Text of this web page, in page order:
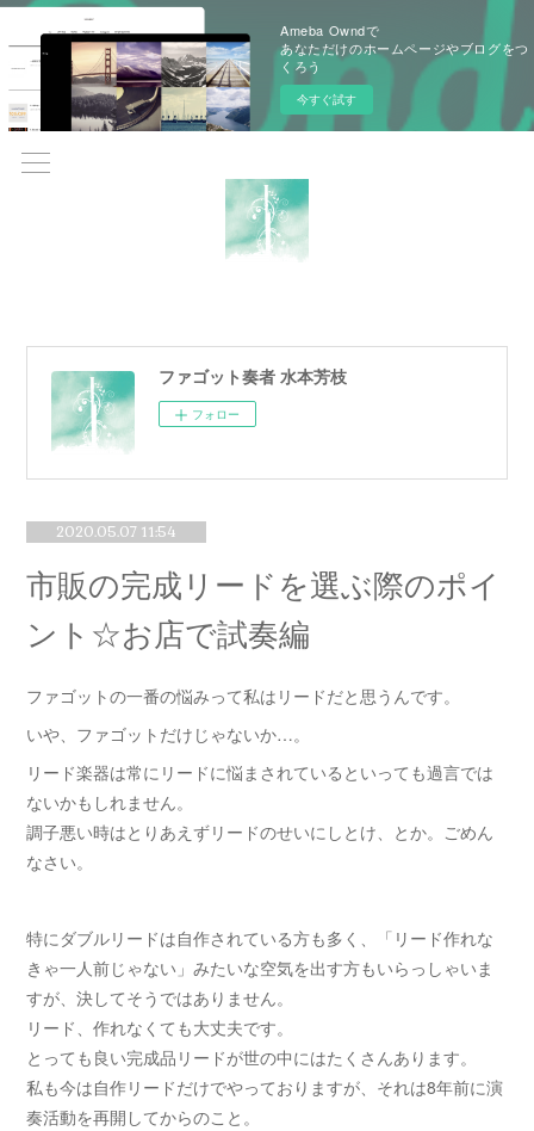
Ameba Owndで
あなただけのホームページやブログをつ
くろう
今すぐ試す
ファゴット奏者 水本芳枝
フォロー
2020.05.07 11:54
市販の完成リードを選ぶ際のポイ
ント☆お店で試奏編
ファゴットの一番の悩みって私はリードだと思うんです。
いや、ファゴットだけじゃないか…。
リード楽器は常にリードに悩まされているといっても過言では
ないかもしれません。
調子悪い時はとりあえずリードのせいにしとけ、とか。ごめん
なさい。
特にダブルリードは自作されている方も多く、「リード作れな
きゃ一人前じゃない」みたいな空気を出す方もいらっしゃいま
すが、決してそうではありません。
リード、作れなくても大丈夫です。
とっても良い完成品リードが世の中にはたくさんあります。
私も今は自作リードだけでやっておりますが、それは8年前に演
奏活動を再開してからのこと。